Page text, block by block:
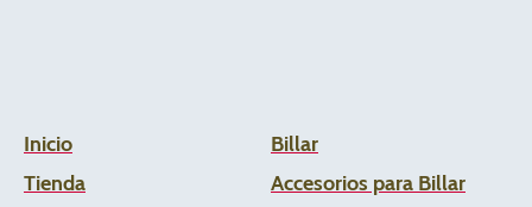
Inicio
Tienda
Billar
Accesorios para Billar